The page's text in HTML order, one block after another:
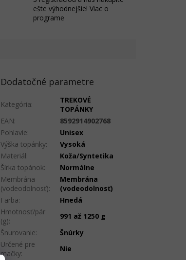
ešte výhodnejšie! Viac o
programe
Dodatočné parametre
Kategória:
TREKOVÉ
TOPÁNKY
EAN:
8592914902768
Pohlavie:
Unisex
Výška topánky:
Vysoká
Materiál:
Koža/Syntetika
Šírka topánok:
Normálne
Membrána
(vodeodolnosť):
Membrána
(vodeodolnosť)
Farba:
Hnedá
Hmotnosť/pár
(g):
991 až 1250 g
Šnurovanie:
Šnúrky
Určené pre
mačky:
Nie